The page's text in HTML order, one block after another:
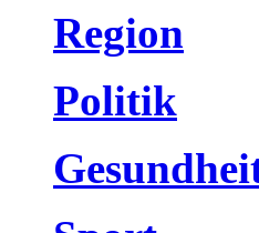
Region
Politik